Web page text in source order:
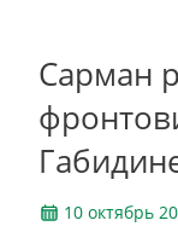
Сарман
10 октябрь